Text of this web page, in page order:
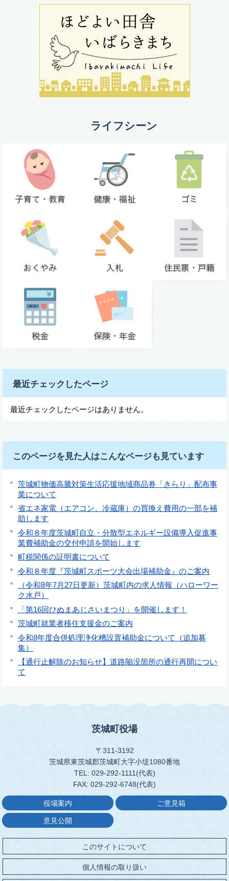
ライフシーン
最近チェックしたページ
最近チェックしたページはありません。
このページを見た人はこんなページも見ています
茨城町物価高騰対策生活応援地域商品券「きらり」配布事
業について
省エネ家電（エアコン、冷蔵庫）の買換え費用の一部を補
助します
令和８年度茨城町自立・分散型エネルギー設備導入促進事
業費補助金の交付申請を開始します
町税関係の証明書について
令和８年度『茨城町スポーツ大会出場補助金』のご案内
（令和8年7月27日更新）茨城町内の求人情報（ハローワー
ク水戸）
「第16回ひぬまあじさいまつり」を開催します！
茨城町就業者移住支援金のご案内
令和8年度合併処理浄化槽設置補助金について（追加募
集）
【通行止解除のお知らせ】道路陥没箇所の通行再開につい
て
茨城町役場
〒311-3192
茨城県東茨城郡茨城町大字小堤1080番地
TEL: 029-292-1111(代表)
FAX: 029-292-6748(代表)
役場案内 ご意見箱
意見公開
このサイトについて
個人情報の取り扱い